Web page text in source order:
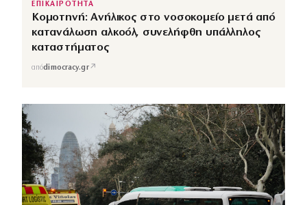
ΕΠΙΚΑΙΡΟΤΗΤΑ
Κομοτηνή: Ανήλικος στο νοσοκομείο μετά από
κατανάλωση αλκοόλ, συνελήφθη υπάλληλος
καταστήματος
απόdimocracy.gr↗